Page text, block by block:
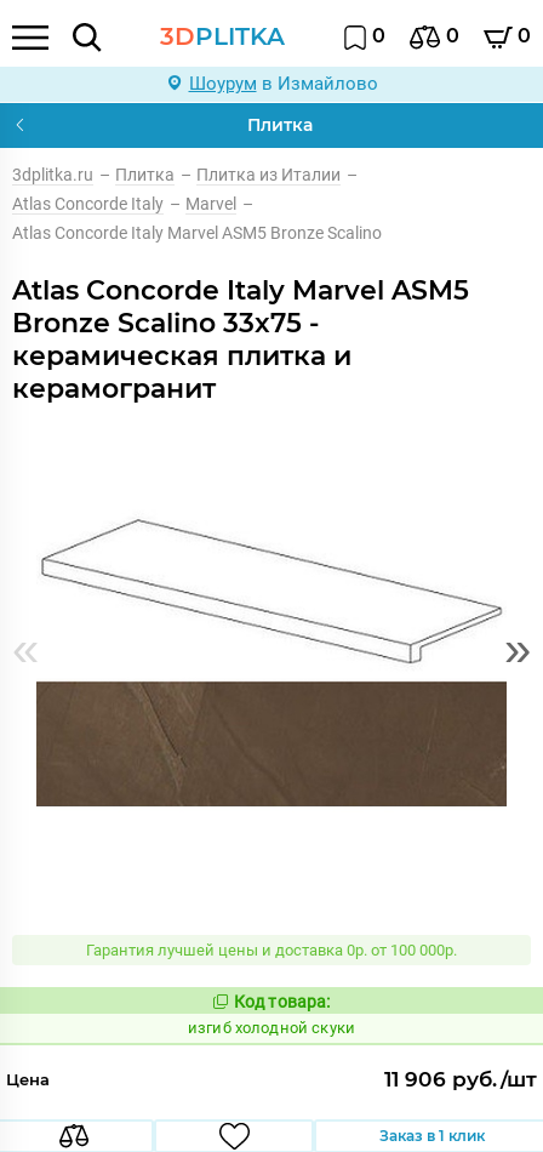
3DPLITKA 0 0 0
Шоурум в Измайлово
Плитка
3dplitka.ru – Плитка – Плитка из Италии –
Atlas Concorde Italy – Marvel –
Atlas Concorde Italy Marvel ASM5 Bronze Scalino
Atlas Concorde Italy Marvel ASM5
Bronze Scalino 33x75 -
керамическая плитка и
керамогранит
« »
Гарантия лучшей цены и доставка 0р. от 100 000р.
Код:
576719
Код товара:
изгиб холодной скуки
Цена 11 906 руб./шт
Заказ в 1 клик